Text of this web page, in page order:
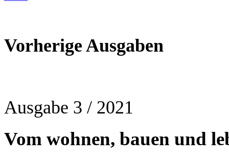
Vorherige Ausgaben
Ausgabe 3 / 2021
Vom wohnen, bauen und